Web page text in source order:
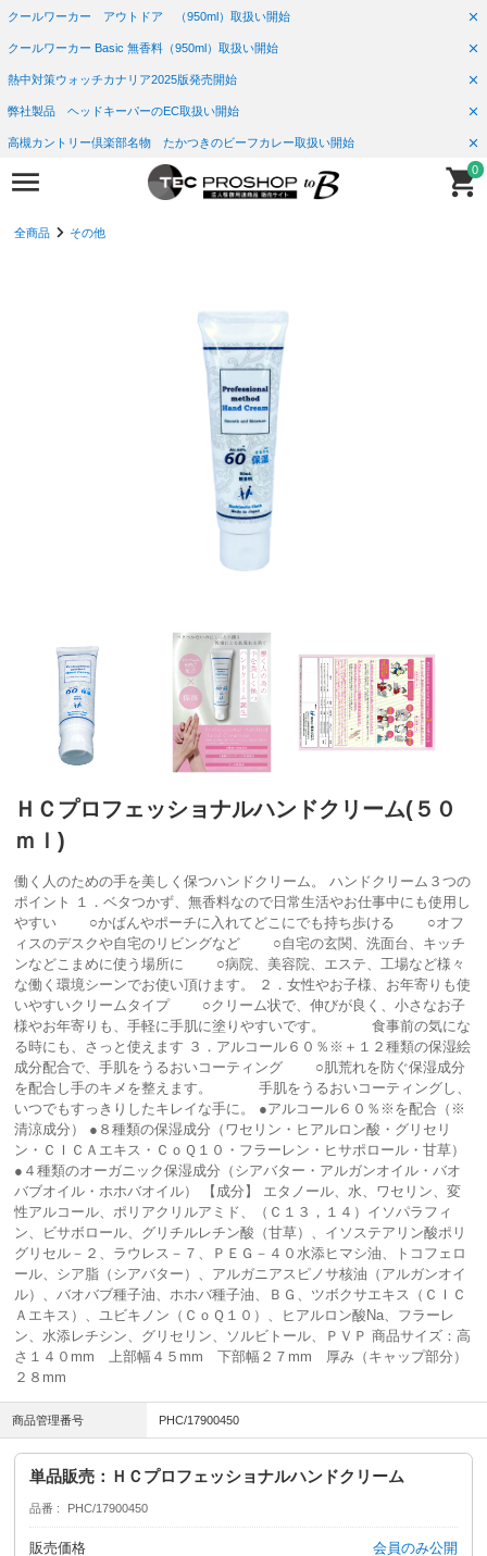
クールワーカー アウトドア （950ml）取扱い開始
クールワーカー Basic 無香料（950ml）取扱い開始
熱中対策ウォッチカナリア2025版発売開始
弊社製品 ヘッドキーパーのEC取扱い開始
高槻カントリー倶楽部名物 たかつきのビーフカレー取扱い開始
0
全商品 その他
ＨＣプロフェッショナルハンドクリーム(５０
ｍｌ)
働く人のための手を美しく保つハンドクリーム。 ハンドクリーム３つの
ポイント １．ベタつかず、無香料なので日常生活やお仕事中にも使用し
やすい ○かばんやポーチに入れてどこにでも持ち歩ける ○オフ
ィスのデスクや自宅のリビングなど ○自宅の玄関、洗面台、キッチ
ンなどこまめに使う場所に ○病院、美容院、エステ、工場など様々
な働く環境シーンでお使い頂けます。 ２．女性やお子様、お年寄りも使
いやすいクリームタイプ ○クリーム状で、伸びが良く、小さなお子
様やお年寄りも、手軽に手肌に塗りやすいです。 食事前の気にな
る時にも、さっと使えます ３．アルコール６０％※＋１２種類の保湿絵
成分配合で、手肌をうるおいコーティング ○肌荒れを防ぐ保湿成分
を配合し手のキメを整えます。 手肌をうるおいコーティングし、
いつでもすっきりしたキレイな手に。 ●アルコール６０％※を配合（※
清涼成分） ●８種類の保湿成分（ワセリン・ヒアルロン酸・グリセリ
ン・ＣＩＣＡエキス・ＣｏＱ１０・フラーレン・ヒサポロール・甘草）
●４種類のオーガニック保湿成分（シアバター・アルガンオイル・バオ
バブオイル・ホホバオイル） 【成分】 エタノール、水、ワセリン、変
性アルコール、ポリアクリルアミド、（Ｃ１３，１４）イソパラフィ
ン、ビサボロール、グリチルレチン酸（甘草）、イソステアリン酸ポリ
グリセル－２、ラウレス－７、ＰＥＧ－４０水添ヒマシ油、トコフェロ
ール、シア脂（シアバター）、アルガニアスピノサ核油（アルガンオイ
ル）、バオバブ種子油、ホホバ種子油、ＢＧ、ツボクサエキス（ＣＩＣ
Ａエキス）、ユビキノン（ＣｏＱ１０）、ヒアルロン酸Na、フラーレ
ン、水添レチシン、グリセリン、ソルビトール、ＰＶＰ 商品サイズ：高
さ１４０mm 上部幅４５mm 下部幅２７mm 厚み（キャップ部分）
２８mm
商品管理番号 PHC/17900450
単品販売：ＨＣプロフェッショナルハンドクリーム
品番 PHC/17900450
販売価格 会員のみ公開